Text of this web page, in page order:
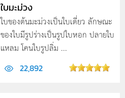
ใบมะม่วง
ใบของต้นมะม่วงเป็นใบเดี่ยว ลักษณะ
ของใบมีรูปร่างเป็นรูปใบหอก ปลายใบ
แหลม โคนใบรูปลิ่ม ...
22,892